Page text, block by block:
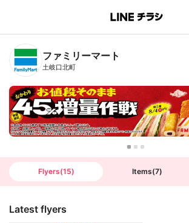
B
n
T
ファミリーマート
土岐口北町
Flyers(15) Items(7)
Latest flyers